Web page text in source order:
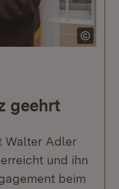
geehrt
Walter Adler
und ihn
beim